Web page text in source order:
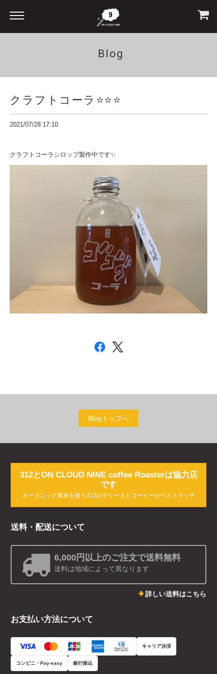
Blog
クラフトコーラ⭐️⭐️⭐️
2021/07/28 17:10
クラフトコーラシロップ製作中です✨
Blogトップへ
312とON CLOUD NINE coffee Roasterは協力店
です
オーガニック素材を扱う312のテリーヌとコーヒーがベストマッチ
送料・配送について
6,000円以上のご注文で送料無料
送料は地域によって異なります
詳しい送料はこちら
お支払い方法について
キャリア決済
コンビニ・Pay-easy 銀行振込